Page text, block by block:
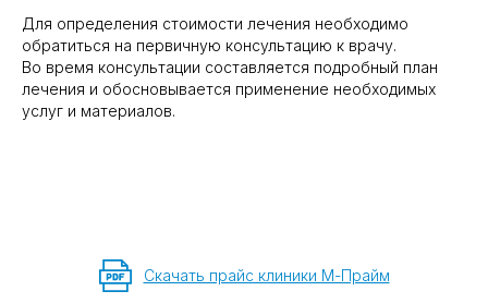
Для определения стоимости лечения необходимо
обратиться на первичную консультацию к врачу.
Во время консультации составляется подробный план
лечения и обосновывается применение необходимых
услуг и материалов.
Скачать прайс клиники М-Прайм